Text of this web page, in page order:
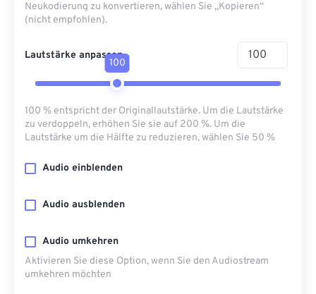
Neukodierung zu konvertieren, wählen Sie „Kopieren“
(nicht empfohlen).
Lautstärke anpassen
100
100 % entspricht der Originallautstärke. Um die Lautstärke
zu verdoppeln, erhöhen Sie sie auf 200 %. Um die
Lautstärke um die Hälfte zu reduzieren, wählen Sie 50 %
Audio einblenden
Audio ausblenden
Audio umkehren
Aktivieren Sie diese Option, wenn Sie den Audiostream
umkehren möchten